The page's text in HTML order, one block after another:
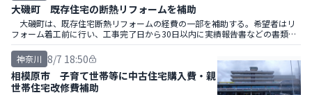
大磯町 既存住宅の断熱リフォームを補助
大磯町は、既存住宅断熱リフォームの経費の一部を補助する。希望者はリ
フォーム着工前に行い、工事完了日から30日以内に実績報告書などの書類を
提出する。
神奈川 8/7 18:50
相模原市 子育て世帯等に中古住宅購入費・親
世帯住宅改修費補助